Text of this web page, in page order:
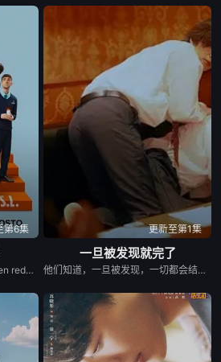
第6集
Netflix España ha publicado en redes sociales una foto en el set de maquillaje de &#39;Muertos S.L.&#39; protagonizada por Laura Caballero y el actor Carlos Areces Torregrosers, tenemos buenas noticias para vosotros. Laura y Alberto Caballero siguen de dulce y confirman que habrá cuarta temporada de &#39;Muertos S.L.&#39;, una de las grandes ficciones españolas en el género de la comedia, que llegó a Netflix este verano tras dos primeras temporadas bajo el sello de Movistar Plus+. La propia directora ha protagonizado el anuncio junto al gran actor y protagonista de la serie, Carlos Areces, corroborando que habrá más aventuras de los empleados de la Funeraria Torregrosa.
更新至第1集
一旦被发现就完了
他们知道，一旦被发现，一切都会结束。 一对高中情侣努力守护他们的秘密恋情， 在嫉妒、误解和被发现的恐惧中艰难前行。 他们的爱情始于学校空无一人的体育器材室。 他们立下一个约定： 「如果有人发现我们的关系，我们就分手。」 他们相爱——却不得不隐藏。 一个关于两个少年在冲突、距离与脆弱中学会爱的动人成长故事。